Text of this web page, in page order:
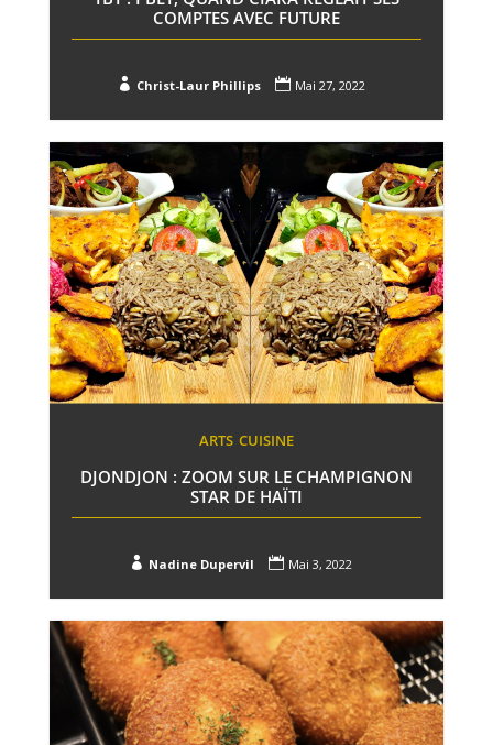
COMPTES AVEC FUTURE
 Christ-Laur Phillips  Mai 27, 2022
ARTS CUISINE
DJONDJON : ZOOM SUR LE CHAMPIGNON
STAR DE HAÏTI
 Nadine Dupervil  Mai 3, 2022